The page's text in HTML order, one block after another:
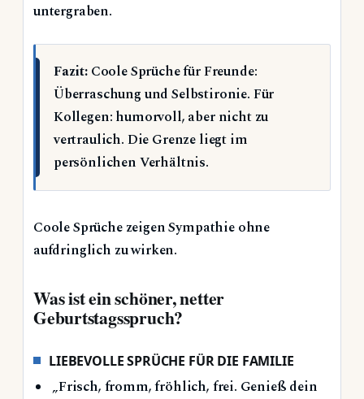
untergraben.
Fazit:Coole Sprüche für Freunde:
Überraschung und Selbstironie. Für
Kollegen: humorvoll, aber nicht zu
vertraulich. Die Grenze liegt im
persönlichen Verhältnis.
Coole Sprüche zeigen Sympathie ohne
aufdringlich zu wirken.
Was ist ein schöner, netter
Geburtstagsspruch?
LIEBEVOLLE SPRÜCHE FÜR DIE FAMILIE
„Frisch, fromm, fröhlich, frei. Genieß dein